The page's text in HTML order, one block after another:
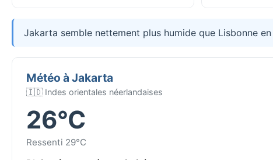
Jakarta semble nettement plus humide que Lisbonne
Météo à Jakarta
🇮🇩 Indes orientales néerlandaises
26°C
Ressenti 29°C